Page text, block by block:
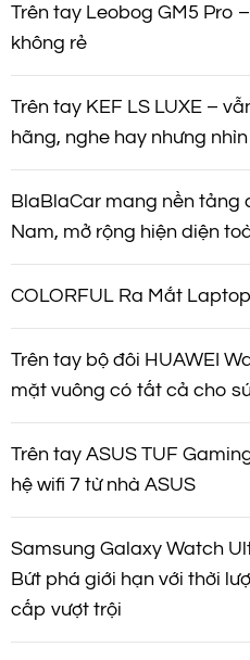
Trên tay Leobog GM5 Pro
không rẻ
Trên tay KEF LS LUXE –
hãng, nghe hay nhưng
BlaBlaCar mang nền tảng
Nam, mở rộng hiện diện
COLORFUL Ra Mắt
Trên tay bộ đôi HUAWEI
mặt vuông có tất cả cho
Trên tay ASUS TUF
hệ wifi 7 từ nhà ASUS
Samsung Galaxy Watch
Bứt phá giới hạn với thời
cấp vượt trội